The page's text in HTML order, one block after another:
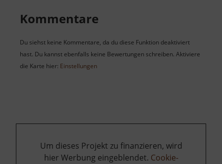
Kommentare
Du siehst keine Kommentare, da du diese Funktion deaktiviert
hast. Du kannst ebenfalls keine Bewertungen schreiben. Aktiviere
die Karte hier: Einstellungen
Um dieses Projekt zu finanzieren, wird
hier Werbung eingeblendet. Cookie-